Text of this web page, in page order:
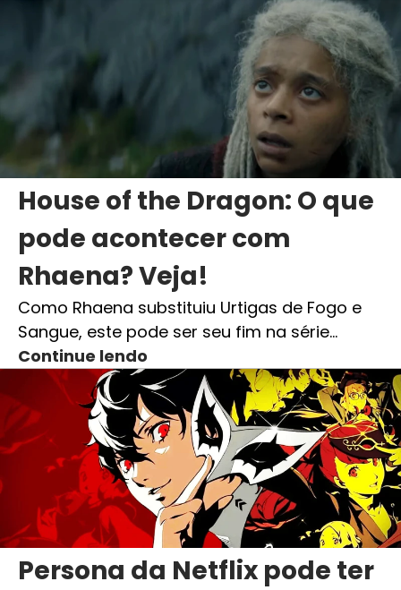
House of the Dragon: O que
pode acontecer com
Rhaena? Veja!
Como Rhaena substituiu Urtigas de Fogo e
Sangue, este pode ser seu fim na série…
Continue lendo
Persona da Netflix pode ter